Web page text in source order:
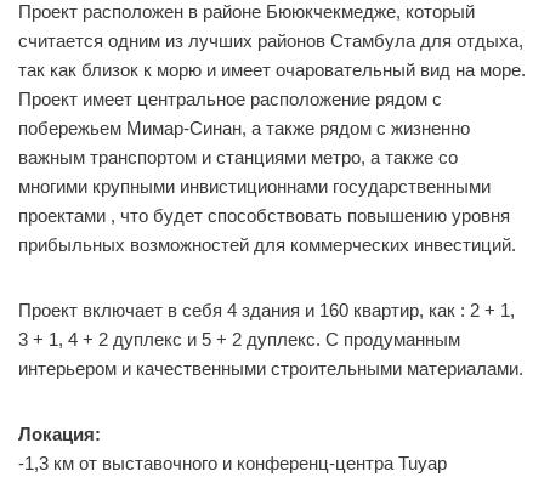
Проект расположен в районе Бююкчекмедже, который
считается одним из лучших районов Стамбула для отдыха,
так как близок к морю и имеет очаровательный вид на море.
Проект имеет центральное расположение рядом с
побережьем Мимар-Синан, а также рядом с жизненно
важным транспортом и станциями метро, ​​а также со
многими крупными инвистиционнами государственными
проектами , что будет способствовать повышению уровня
прибыльных возможностей для коммерческих инвестиций.
Проект включает в себя 4 здания и 160 квартир, как : 2 + 1,
3 + 1, 4 + 2 дуплекс и 5 + 2 дуплекс. С продуманным
интерьером и качественными строительными материалами.
Локация:
-1,3 км от выставочного и конференц-центра Tuyap